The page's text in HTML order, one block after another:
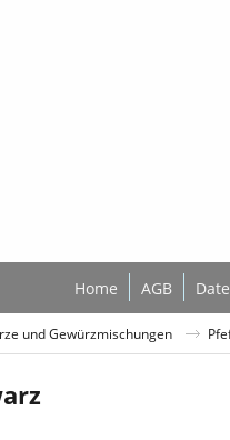
Home AGB
und Gewürzmischungen